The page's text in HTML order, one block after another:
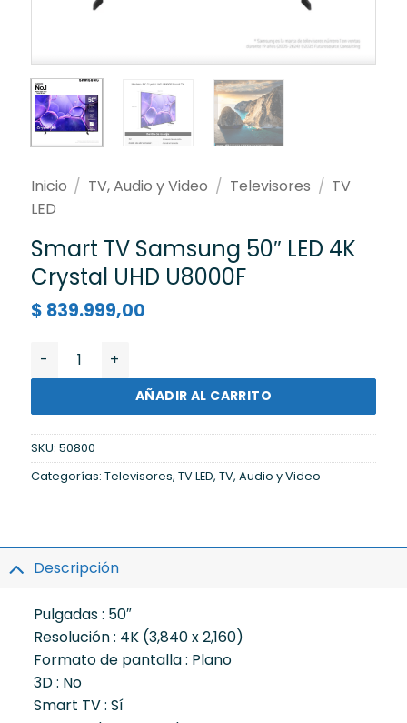
Inicio / TV, Audio y Video / Televisores / TV
LED
Smart TV Samsung 50″ LED 4K
Crystal UHD U8000F
$ 839.999,00
Smart TV Samsung 50" LED 4K Crystal UHD U8000F
AÑADIR AL CARRITO
SKU: 50800
Categorías: Televisores, TV LED, TV, Audio y Video
Descripción
Pulgadas : 50″
Resolución : 4K (3,840 x 2,160)
Formato de pantalla : Plano
3D : No
Smart TV : Sí